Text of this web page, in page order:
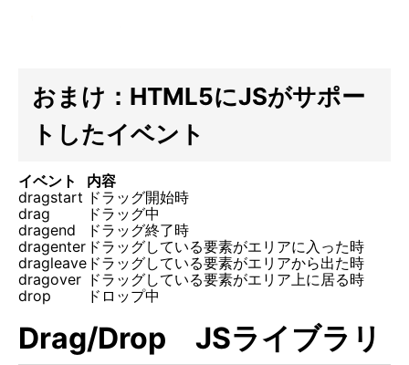
おまけ：HTML5にJSがサポー
トしたイベント
イベント
内容
dragstart ドラッグ開始時
drag
ドラッグ中
dragend
ドラッグ終了時
dragenter ドラッグしている要素がエリアに入った時
dragleave ドラッグしている要素がエリアから出た時
dragover ドラッグしている要素がエリア上に居る時
drop
ドロップ中
Drag/Drop JSライブラリ